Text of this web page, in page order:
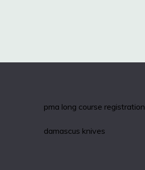
pma long course registration
damascus knives